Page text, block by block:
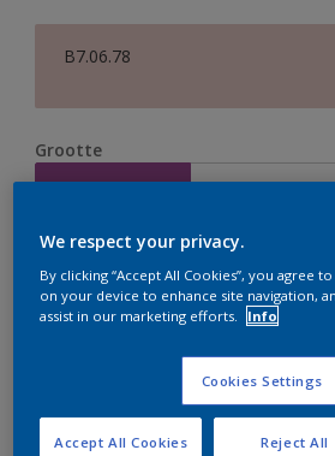
B7.06.78
Grootte
2,5 L 5 L
Verfcalculator
Op dit moment is het niet mogelijk
te bestellen. Houd de website in de
er hard aan om de voorraad aan te
We respect your privacy.
By clicking “Accept All Cookies”, you agree
on your device to enhance site navigation,
assist in our marketing efforts.
Info
Cookies Settings
Reject All
Accept All Cookies